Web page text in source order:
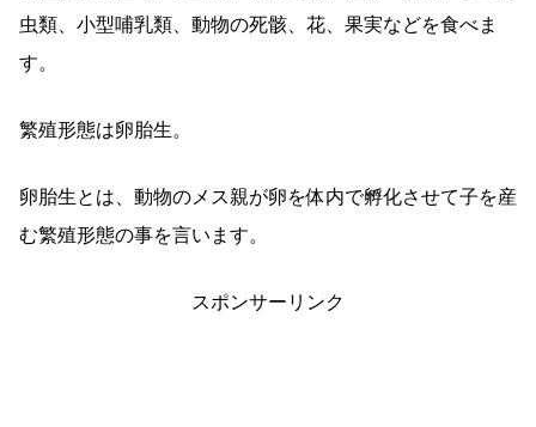
虫類、小型哺乳類、動物の死骸、花、果実などを食べま
す。
繁殖形態は卵胎生。
卵胎生とは、動物のメス親が卵を体内で孵化させて子を産
む繁殖形態の事を言います。
スポンサーリンク